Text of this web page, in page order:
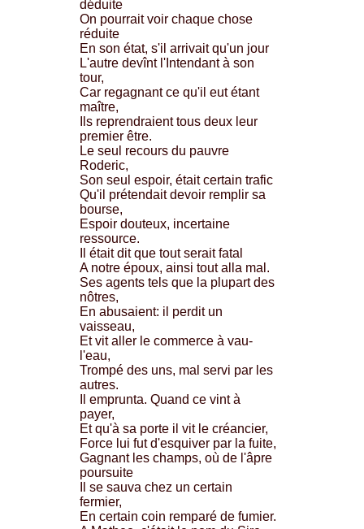
déduite
On pourrait voir chaque chose
réduite
En son état, s'il arrivait qu'un jour
L'autre devînt l'Intendant à son
tour,
Car regagnant ce qu'il eut étant
maître,
Ils reprendraient tous deux leur
premier être.
Le seul recours du pauvre
Roderic,
Son seul espoir, était certain trafic
Qu'il prétendait devoir remplir sa
bourse,
Espoir douteux, incertaine
ressource.
Il était dit que tout serait fatal
A notre époux, ainsi tout alla mal.
Ses agents tels que la plupart des
nôtres,
En abusaient: il perdit un
vaisseau,
Et vit aller le commerce à vau-
l'eau,
Trompé des uns, mal servi par les
autres.
Il emprunta. Quand ce vint à
payer,
Et qu'à sa porte il vit le créancier,
Force lui fut d'esquiver par la fuite,
Gagnant les champs, où de l'âpre
poursuite
Il se sauva chez un certain
fermier,
En certain coin remparé de fumier.